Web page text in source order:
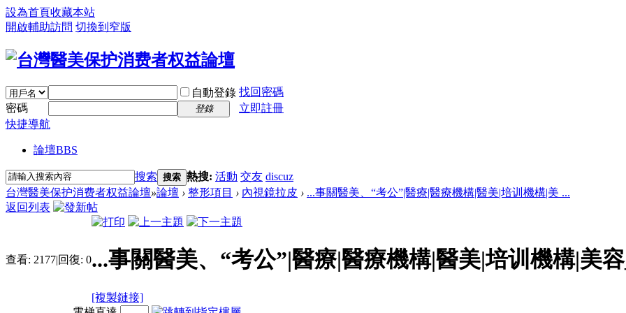
設為首頁收藏本站
開啟輔助訪問 切換到窄版
自動登錄 找回密碼
密碼
登錄
立即註冊
快捷導航
論壇BBS
搜索 搜索 熱搜: 活動 交友 discuz
台灣醫美保护消费者权益論壇»論壇 › 整形項目 › 內視鏡拉皮 › ...事關醫美、“考公”|醫療|醫療機構|醫美|培训機構|美 ...
返回列表
查看: 2177|回復: 0...事關醫美、“考公”|醫療|醫療機構|醫美|培训機構|美
[複製鏈接]